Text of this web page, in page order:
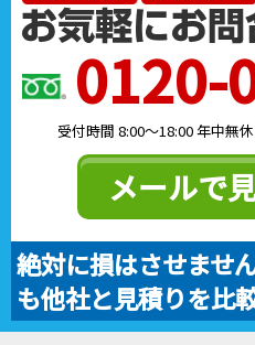
0120-
受付時間 8:00～18:00 年中無
メールで
絶対に損はさせませ
も他社と見積りを比